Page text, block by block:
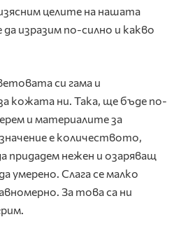
целите на нашата
изразим по-силно и какво
си гама и
кожата ни. Така, ще бъде по-
и материалите за
е количеството,
придадем нежен и озаряващ
умерено. Слага се малко
За това са ни